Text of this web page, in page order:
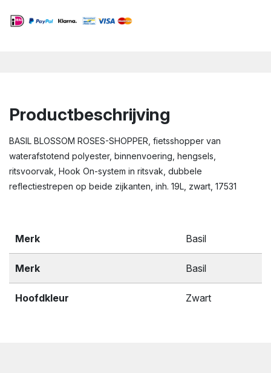
Productbeschrijving
BASIL BLOSSOM ROSES-SHOPPER, fietsshopper van
waterafstotend polyester, binnenvoering, hengsels,
ritsvoorvak, Hook On-system in ritsvak, dubbele
reflectiestrepen op beide zijkanten, inh. 19L, zwart, 17531
Merk Basil
Merk Basil
Hoofdkleur Zwart